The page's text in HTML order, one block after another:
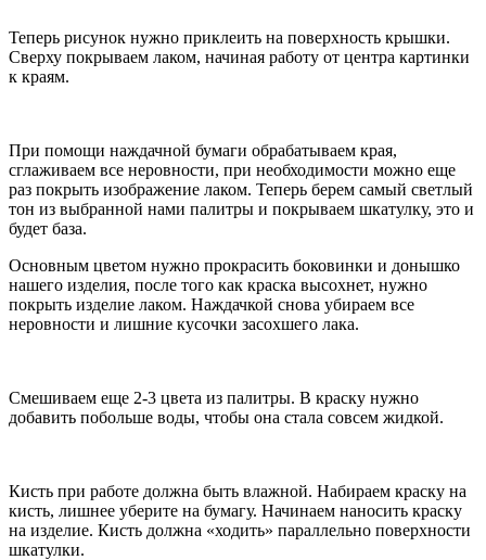
Теперь рисунок нужно приклеить на поверхность крышки.
Сверху покрываем лаком, начиная работу от центра картинки
к краям.
При помощи наждачной бумаги обрабатываем края,
сглаживаем все неровности, при необходимости можно еще
раз покрыть изображение лаком. Теперь берем самый светлый
тон из выбранной нами палитры и покрываем шкатулку, это и
будет база.
Основным цветом нужно прокрасить боковинки и донышко
нашего изделия, после того как краска высохнет, нужно
покрыть изделие лаком. Наждачкой снова убираем все
неровности и лишние кусочки засохшего лака.
Смешиваем еще 2-3 цвета из палитры. В краску нужно
добавить побольше воды, чтобы она стала совсем жидкой.
Кисть при работе должна быть влажной. Набираем краску на
кисть, лишнее уберите на бумагу. Начинаем наносить краску
на изделие. Кисть должна «ходить» параллельно поверхности
шкатулки.